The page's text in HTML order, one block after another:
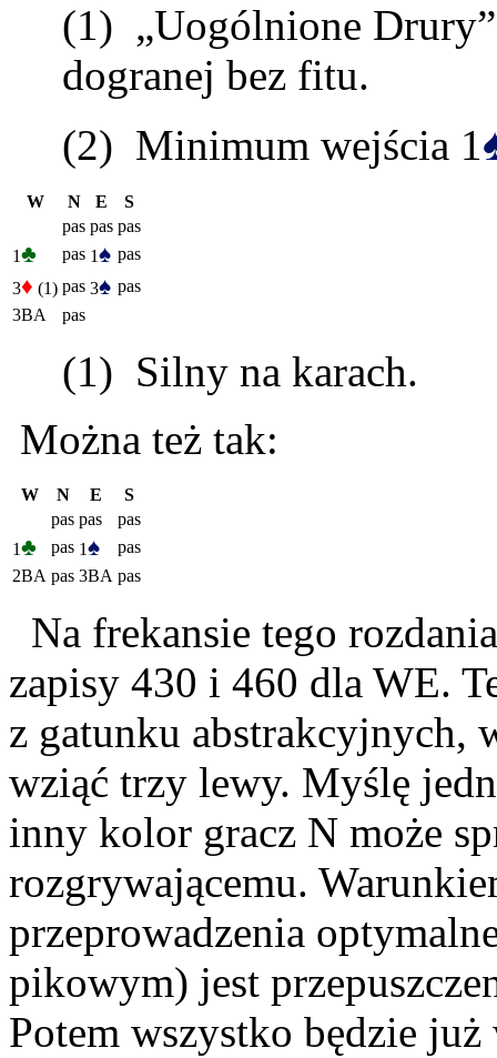
(1) „Uogólnione
dogranej bez fitu.
(2) Minimum wejścia 1
W N E
S
pas pas pas
1♣ pas 1♠ pas
3♦ (1) pas 3♠ pas
3BA
pas
(1) Silny na karach.
Można też tak:
W N E
S
pas pas
pas
1♣ pas 1♠
pas
2BA pas 3BA pas
Na frekansie tego
zapisy 430 i 460 dla WE.
z gatunku abstrakcyjnych,
wziąć trzy lewy. Myślę
inny kolor gracz N może
rozgrywającemu.
przeprowadzenia
pikowym) jest
Potem wszystko będzie